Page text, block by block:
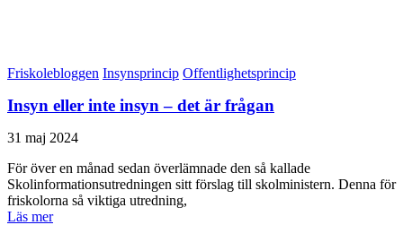
Friskolebloggen Insynsprincip Offentlighetsprincip
Insyn eller inte insyn – det är frågan
31 maj 2024
För över en månad sedan överlämnade den så kallade
Skolinformationsutredningen sitt förslag till skolministern. Denna för
friskolorna så viktiga utredning,
Läs mer